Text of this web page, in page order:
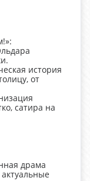
история
от
сатира на
драма